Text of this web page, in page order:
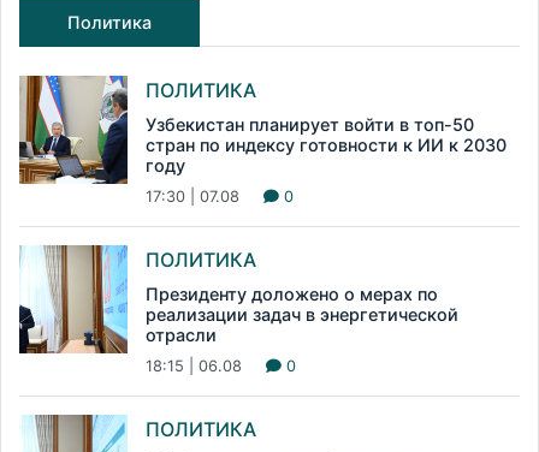
Политика
ПОЛИТИКА
Узбекистан планирует войти в топ-50
стран по индексу готовности к ИИ к 2030
году
17:30 | 07.08 0
ПОЛИТИКА
Президенту доложено о мерах по
реализации задач в энергетической
отрасли
18:15 | 06.08 0
ПОЛИТИКА